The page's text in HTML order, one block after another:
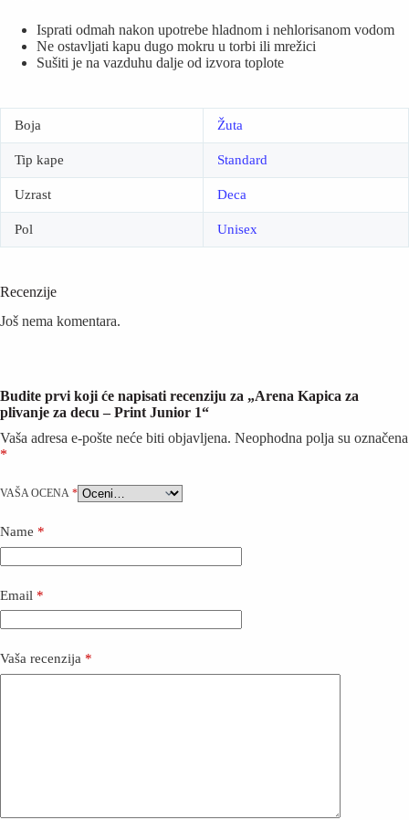
Isprati odmah nakon upotrebe hladnom i nehlorisanom vodom
Ne ostavljati kapu dugo mokru u torbi ili mrežici
Sušiti je na vazduhu dalje od izvora toplote
Boja Žuta
Tip kape Standard
Uzrast Deca
Pol Unisex
Recenzije
Još nema komentara.
Budite prvi koji će napisati recenziju za „Arena Kapica za
plivanje za decu – Print Junior 1“
Vaša adresa e-pošte neće biti objavljena. Neophodna polja su označena
*
VAŠA OCENA *
Name *
Email *
Vaša recenzija *